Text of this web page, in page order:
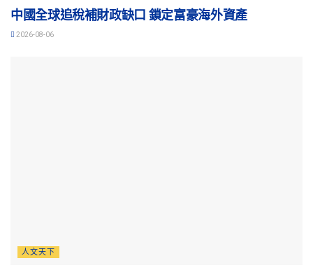
中國全球追稅補財政缺口 鎖定富豪海外資產
2026-08-06
人文天下